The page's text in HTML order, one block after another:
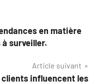
en matière
à surveiller.
Article suivant
clients influencent les